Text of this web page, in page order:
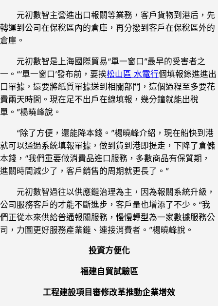
元初數智主營進出口報關等業務，客戶貨物到港后，先
轉運到公司在保稅區內的倉庫，再分撥到客戶在保稅區外的
倉庫。
元初數智是上海國際貿易“單一窗口”最早的受害者之
一。“‘單一窗口’發布前，要挨松山區 水電行個填報錄進進出
口單據，還要將紙質單據送到相關部門，這個過程至多要花
費兩天時間。現在足不出戶在線填報，幾分鐘就能出稅
單。”楊曉峰說。
“除了方便，還能降本錢。”楊曉峰介紹，現在船快到港
就可以通過系統填報單據，做到貨到港即提走，下降了倉儲
本錢，“我們重要做消費品進口服務，多數商品有保質期，
進關時間減少了，客戶銷售的周期就更長了。”
元初數智過往以供應鏈治理為主，因為報關系統升級，
公司服務客戶的才能不斷進步，客戶量也增添了不少。“我
們正從本來供給普通報關服務，慢慢轉型為一家數據服務公
司，力圖更好服務產業鏈、連接消費者。”楊曉峰說。
投資方便化
福建自貿試驗區
工程建設項目審修改革推動企業增效